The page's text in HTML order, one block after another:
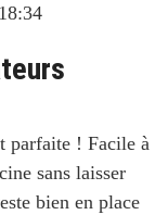
parfaite ! Facile à
sans laisser
bien en place